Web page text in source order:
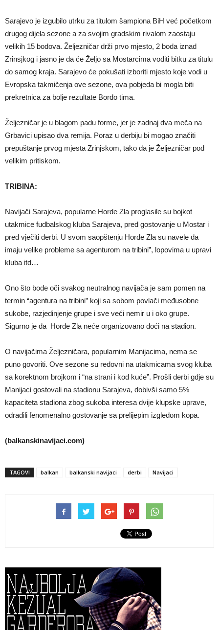
Sarajevo je izgubilo utrku za titulom šampiona BiH već početkom
drugog dijela sezone a za svojim gradskim rivalom zaostaju
velikih 15 bodova. Željezničar drži prvo mjesto, 2 boda iznad
Zrinsjkog i jasno je da će Željo sa Mostarcima voditi bitku za titulu
do samog kraja. Sarajevo će pokušati izboriti mjesto koje vodi u
Evropska takmičenja ove sezone, ova pobjeda bi mogla biti
prekretnica za bolje rezultate Bordo tima.
Željezničar je u blagom padu forme, jer je zadnaj dva meča na
Grbavici upisao dva remija. Poraz u derbiju bi mogao značiti
prepuštanje prvog mjesta Zrinjskom, tako da je Željezničar pod
velikim pritiskom.
TRIBINA:
Navijači Sarajeva, popularne Horde Zla proglasile su bojkot
utakmice fudbalskog kluba Sarajeva, pred gostovanje u Mostar i
pred vječiti derbi. U svom saopštenju Horde Zla su navele da
imaju velike probleme sa agenturom na tribini”, lopovima u upravi
kluba itd…
Ono što bode oči svakog neutralnog navijača je sam pomen na
termin “agentura na tribini” koji sa sobom povlači međusobne
sukobe, razjedinjenje grupe i sve veći nemir u i oko grupe.
Sigurno je da Horde Zla neće organizovano doći na stadion.
O navijačima Željezničara, popularnim Manijacima, nema se
puno govoriti. Ove sezone su redovni na utakmicama svog kluba
sa korektnom brojkom i “na strani i kod kuće”. Prošli derbi gdje su
Manijaci gostovali na stadionu Sarajeva, dobivši samo 5%
kapaciteta stadiona zbog sukoba interesa dvije klupske uprave,
odradili fenomenalno gostovanje sa prelijepim izgledom kopa.
(balkanskinavijaci.com)
TAGOVI balkan balkanski navijaci derbi Navijaci